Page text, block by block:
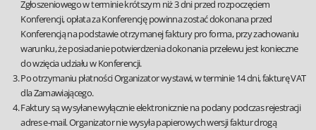
Zgłoszeniowego w terminie krótszym niż 3 dni przed rozpoczęciem
Konferencji, opłata za Konferencję powinna zostać dokonana przed
Konferencją na podstawie otrzymanej faktury pro forma, przy zachowaniu
warunku, że posiadanie potwierdzenia dokonania przelewu jest konieczne
do wzięcia udziału w Konferencji.
Po otrzymaniu płatności Organizator wystawi, w terminie 14 dni, fakturę VAT
dla Zamawiającego.
Faktury są wysyłane wyłącznie elektronicznie na podany podczas rejestracji
adres e-mail. Organizator nie wysyła papierowych wersji faktur drogą